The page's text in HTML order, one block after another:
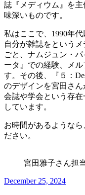
誌『メディウム』を
味深いものです。
私はここで、1990年
自分が雑誌をという
ごと、ナムジュン・
ータ』での経験、メ
す。その後、『５：
のデザインを宮田さ
会誌や学会という存
しています。
お時間があるようなら
ださい。
宮田雅子さん担
Posted
December 25, 2024